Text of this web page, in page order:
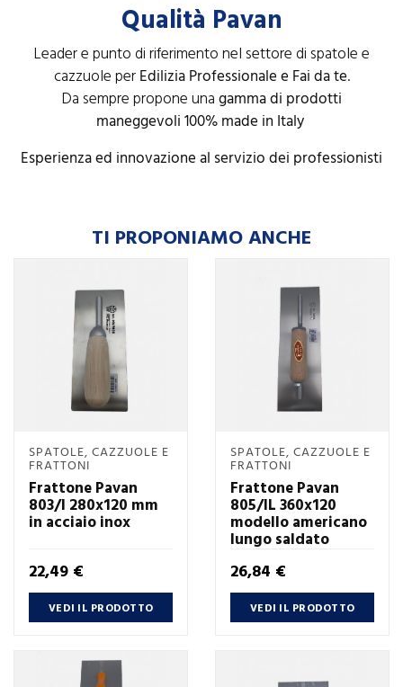
Qualità Pavan
Leader e punto di riferimento nel settore di spatole e
cazzuole perEdilizia Professionale e Fai da te.
Da sempre propone unagamma di prodotti
maneggevoli 100% made in Italy
Esperienza ed innovazione al servizio dei professionisti
TI PROPONIAMO ANCHE
SPATOLE, CAZZUOLE E
FRATTONI
Frattone Pavan
803/I 280x120 mm
in acciaio inox
Prezzo
22,49 €
VEDI IL PRODOTTO
SPATOLE, CAZZUOLE E
FRATTONI
Frattone Pavan
805/IL 360x120
modello americano
lungo saldato
Prezzo
26,84 €
VEDI IL PRODOTTO